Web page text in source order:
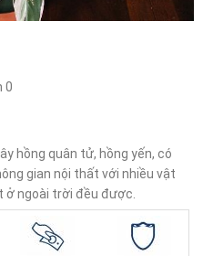
0
hồng quân tử, hồng yến, có
gian nội thất với nhiều vật
ở ngoài trời đều được.